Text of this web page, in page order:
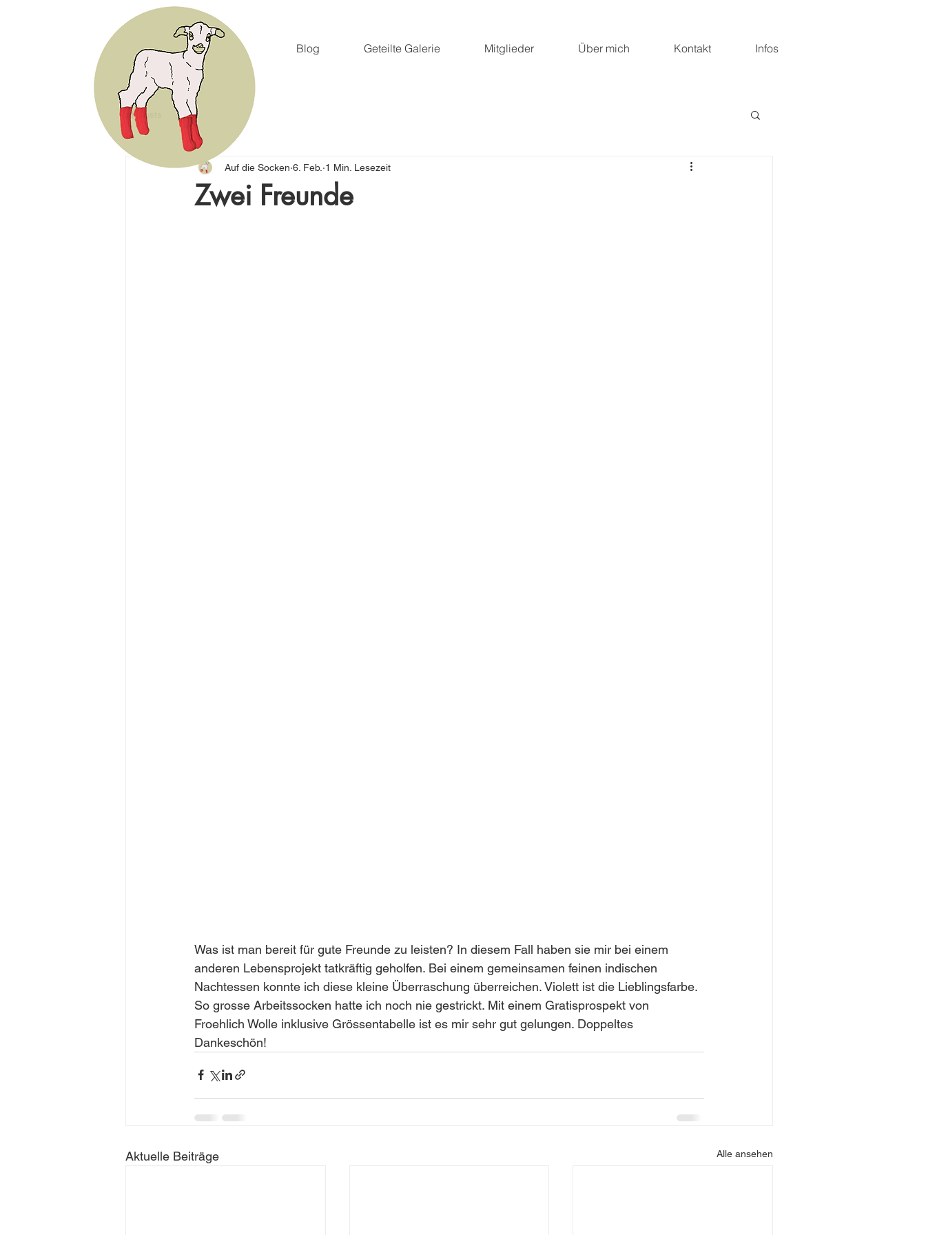
Blog Geteilte Galerie Mitglieder Über mich Kontakt Infos
All Posts
Zwei Freunde
Auf die Socken 6. Feb. 1 Min. Lesezeit
Was ist man bereit für gute Freunde zu leisten? In diesem Fall haben sie mir bei einem
anderen Lebensprojekt tatkräftig geholfen. Bei einem gemeinsamen feinen indischen
Nachtessen konnte ich diese kleine Überraschung überreichen. Violett ist die Lieblingsfarbe.
So grosse Arbeitssocken hatte ich noch nie gestrickt. Mit einem Gratisprospekt von
Froehlich Wolle inklusive Grössentabelle ist es mir sehr gut gelungen. Doppeltes
Dankeschön!
Aktuelle Beiträge Alle ansehen